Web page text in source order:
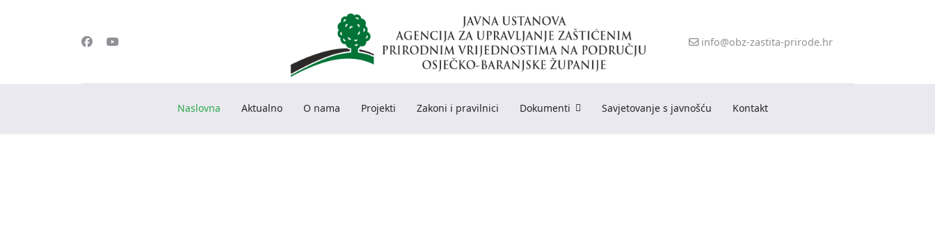
info@obz-zastita-prirode.hr
Naslovna Aktualno O nama Projekti Zakoni i pravilnici Dokumenti Savjetovanje s javnošću Kontakt